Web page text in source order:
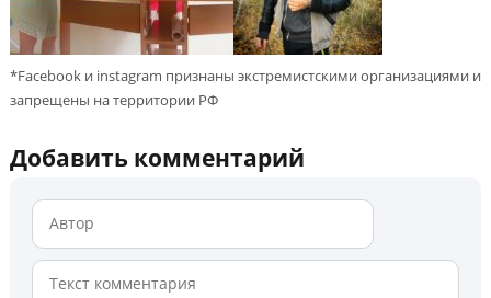
*Facebook и instagram признаны экстремистскими организациями и
запрещены на территории РФ
Добавить комментарий